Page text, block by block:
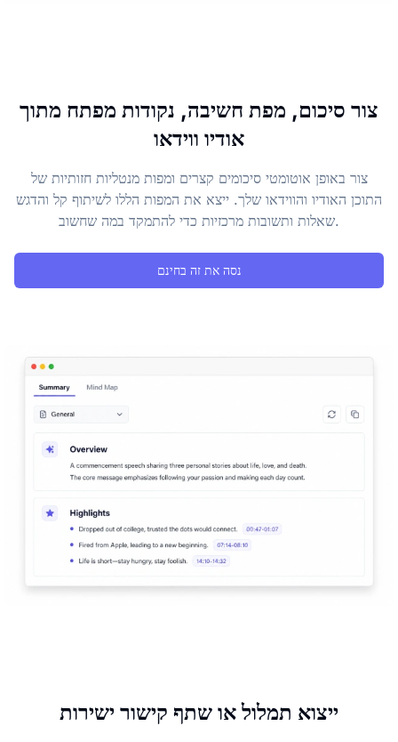
צור סיכום, מפת חשיבה, נקודות מפתח מתוך
אודיו ווידאו
צור באופן אוטומטי סיכומים קצרים ומפות מנטליות חזותיות של
התוכן האודיו והווידאו שלך. ייצא את המפות הללו לשיתוף קל והדגש
שאלות ותשובות מרכזיות כדי להתמקד במה שחשוב.
נסה את זה בחינם
ייצוא תמלול או שתף קישור ישירות